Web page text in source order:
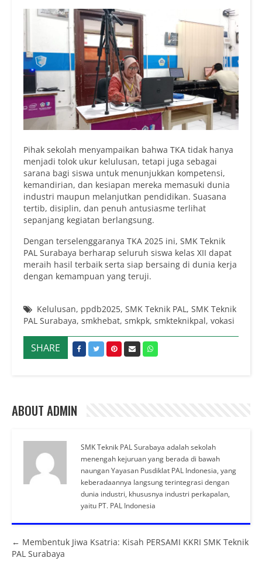
Pihak sekolah menyampaikan bahwa TKA tidak hanya
menjadi tolok ukur kelulusan, tetapi juga sebagai
sarana bagi siswa untuk menunjukkan kompetensi,
kemandirian, dan kesiapan mereka memasuki dunia
industri maupun melanjutkan pendidikan. Suasana
tertib, disiplin, dan penuh antusiasme terlihat
sepanjang kegiatan berlangsung.
Dengan terselenggaranya TKA 2025 ini, SMK Teknik
PAL Surabaya berharap seluruh siswa kelas XII dapat
meraih hasil terbaik serta siap bersaing di dunia kerja
dengan kemampuan yang teruji.
Kelulusan, ppdb2025, SMK Teknik PAL, SMK Teknik
PAL Surabaya, smkhebat, smkpk, smkteknikpal, vokasi
SHARE
ABOUT ADMIN
SMK Teknik PAL Surabaya adalah sekolah
menengah kejuruan yang berada di bawah
naungan Yayasan Pusdiklat PAL Indonesia, yang
keberadaannya langsung terintegrasi dengan
dunia industri, khususnya industri perkapalan,
yaitu PT. PAL Indonesia
Posts navigation
← Membentuk Jiwa Ksatria: Kisah PERSAMI KKRI SMK Teknik
PAL Surabaya